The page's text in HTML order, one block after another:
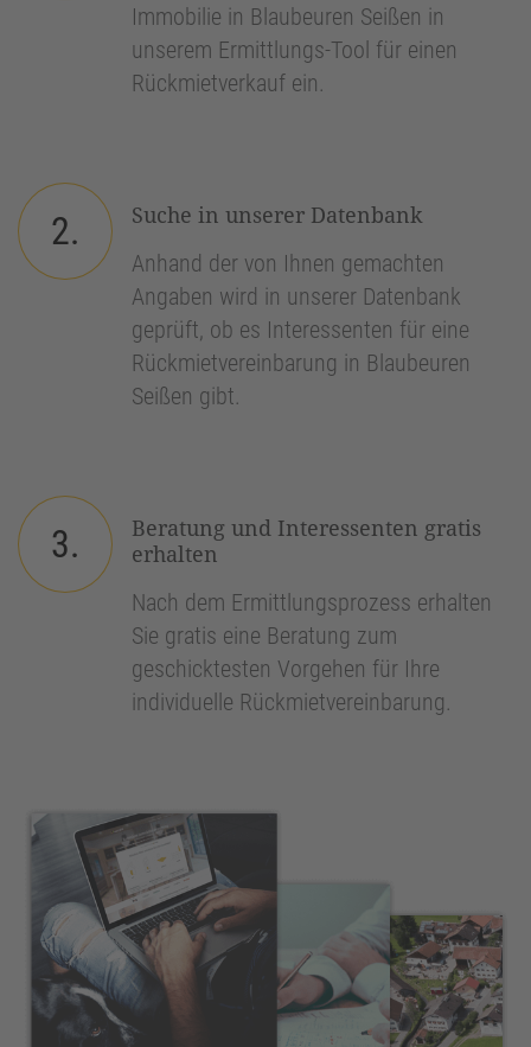
Immobilie in Blaubeuren Seißen in
unserem Ermittlungs-Tool für einen
Rückmietverkauf ein.
2.
Suche in unserer Datenbank
Anhand der von Ihnen gemachten
Angaben wird in unserer Datenbank
geprüft, ob es Interessenten für eine
Rückmietvereinbarung in Blaubeuren
Seißen gibt.
3.
Beratung und Interessenten gratis
erhalten
Nach dem Ermittlungsprozess erhalten
Sie gratis eine Beratung zum
geschicktesten Vorgehen für Ihre
individuelle Rückmietvereinbarung.